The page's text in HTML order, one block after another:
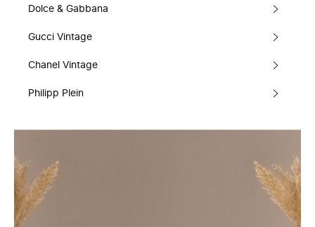
Dolce & Gabbana
Gucci Vintage
Chanel Vintage
Philipp Plein